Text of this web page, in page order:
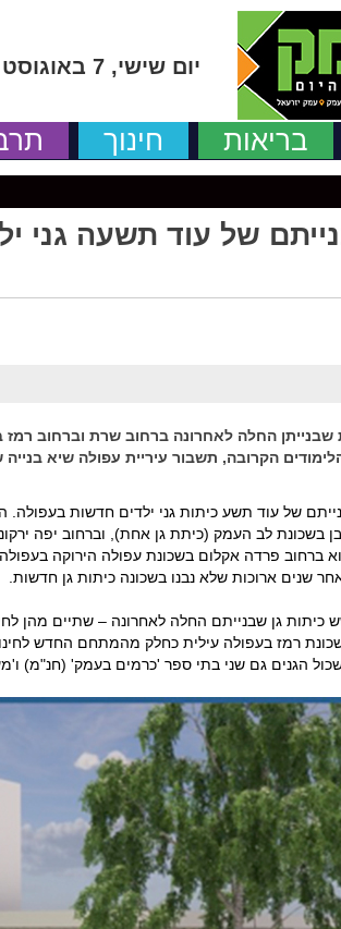
יום שישי, 7 באוגוסט 2026
בריאות חינוך
של עוד תשעה גני
החלה לאחרונה ברחוב שרת וברחוב רמז
של עוד תשע כיתות גני ילדים חדשות בעפולה.
בשכונת לב העמק (כיתת גן אחת), וברחוב יפה
ברחוב פרדה אקלום בשכונת עפולה הירוקה
שנים ארוכות שלא נבנו בשכונה כיתות גן חדשות.
כיתות גן שבנייתם החלה לאחרונה – שתיים מהן
רמז בעפולה עילית כחלק מהמתחם החדש
הגנים גם שני בתי ספר 'כרמים בעמק' (חנ"מ)